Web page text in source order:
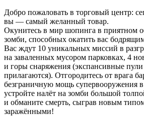
Добро пожаловать в торговый центр:
вы — самый желанный товар.
Окунитесь в мир шопинга в приятном
зомби, способных окатить вас
Вас ждут 10 уникальных миссий в
на заваленных мусором парковках, 4
и горы снаряжения (экспансивные
прилагаются). Отгородитесь от врага
безграничную мощь супервооружения
устройте налёт на зомби большой
и обманите смерть, сыграв новым
заражёнными!